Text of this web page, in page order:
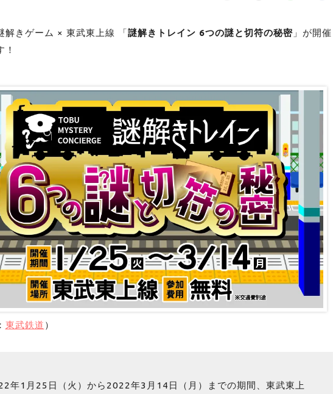
解きゲーム × 東武東上線 「謎解きトレイン 6つの謎と切符の秘密」が開催
！
東武鉄道 ）
年1月25日（火）から2022年3月14日（月）までの期間、東武東上